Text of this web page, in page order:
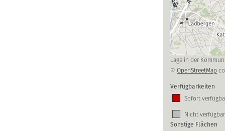
Lage in der
© OpenStreetMap
Verfügbarkeiten
Sofort
Nicht
Sonstige Flächen